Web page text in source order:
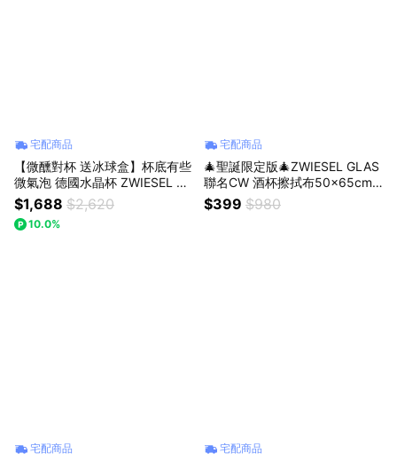
宅配商品
【微醺對杯 送冰球盒】杯底有些
微氣泡 德國水晶杯 ZWIESEL GL
AS Basic Bar系列 Motion威士忌
杯 396ml 2入禮盒 原廠禮盒+提
袋｜獅子座生日快樂｜生日禮物
$1,688 $2,620
10.0%
宅配商品
🎄聖誕限定版🎄ZWIESEL GLAS
聯名CW 酒杯擦拭布50x65cm
兩種款式(酒杯擦拭布/超細纖維
布) 現貨｜獅子座生日快樂｜生
$399 $980
宅配商品 宅配商品